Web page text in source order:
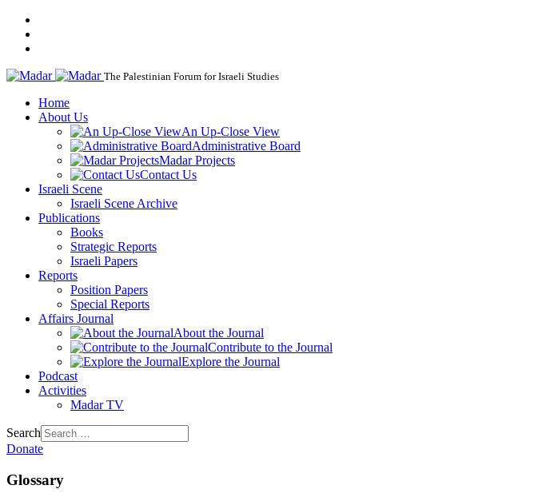
The Palestinian Forum for Israeli Studies
Home
About Us
An Up-Close View
Administrative Board
Madar Projects
Contact Us
Israeli Scene
Israeli Scene Archive
Publications
Books
Strategic Reports
Israeli Papers
Reports
Position Papers
Special Reports
Affairs Journal
About the Journal
Contribute to the Journal
Explore the Journal
Podcast
Activities
Madar TV
Search
Donate
Glossary